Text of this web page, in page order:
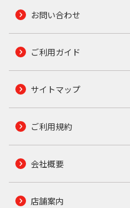
お問い合わせ
ご利用ガイド
サイトマップ
ご利用規約
会社概要
店舗案内